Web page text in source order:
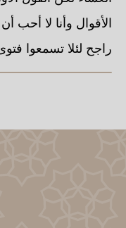
الأقوال وأنا لا أحب
راجح لئلا تسمعوا